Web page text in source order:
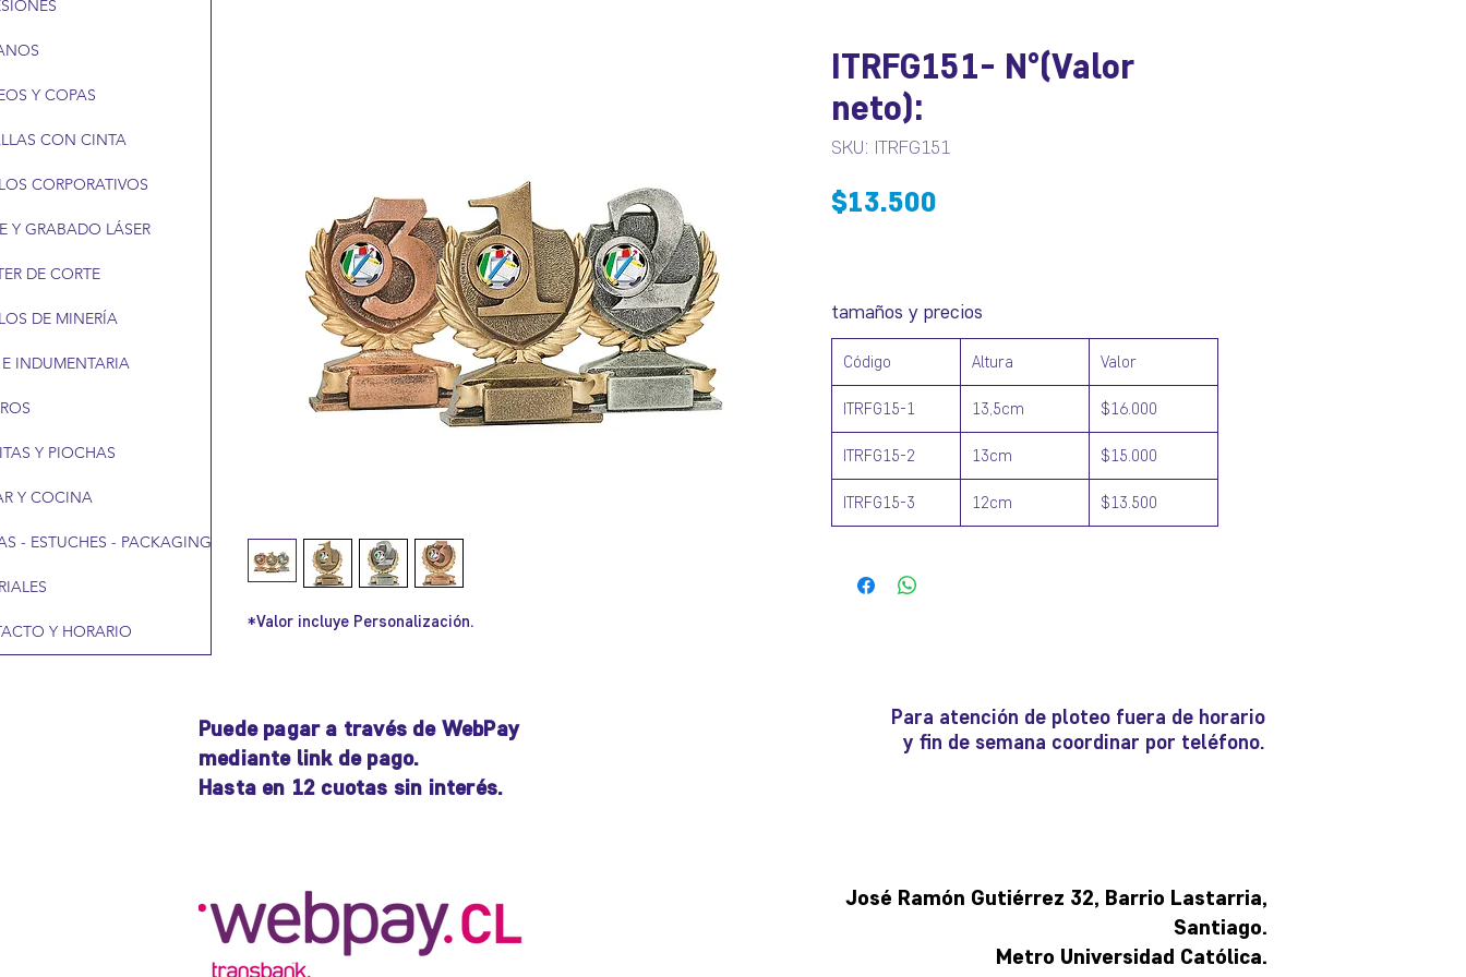
*Valor incluye Personalización.
ITRFG151- N°(Valor
neto):
SKU: ITRFG151
$13.500
tamaños y precios
Código Altura Valor
ITRFG15-1 13,5cm $16.000
ITRFG15-2 13cm $15.000
ITRFG15-3 12cm $13.500
Y COPAS
CON CINTA
CORPORATIVOS
Y GRABADO LÁSER
DE CORTE
DE MINERÍA
INDUMENTARIA
Y PIOCHAS
Y COCINA
- ESTUCHES - PACKAGING
Y HORARIO
Puede pagar a través de WebPay
mediante link de pago.
Hasta en 12 cuotas sin interés.
Para atención de ploteo fuera de horario
y fin de semana coordinar por teléfono.
José Ramón Gutiérrez 32, Barrio Lastarria,
Santiago.
Metro Universidad Católica.